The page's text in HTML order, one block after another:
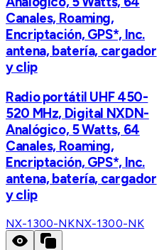
Canales, Roaming,
Encriptación, GPS*, Inc.
antena, batería, cargador
y clip
Radio portátil UHF 450-
520 MHz, Digital NXDN-
Analógico, 5 Watts, 64
Canales, Roaming,
Encriptación, GPS*, Inc.
antena, batería, cargador
y clip
NX-1300-NKNX-1300-NK